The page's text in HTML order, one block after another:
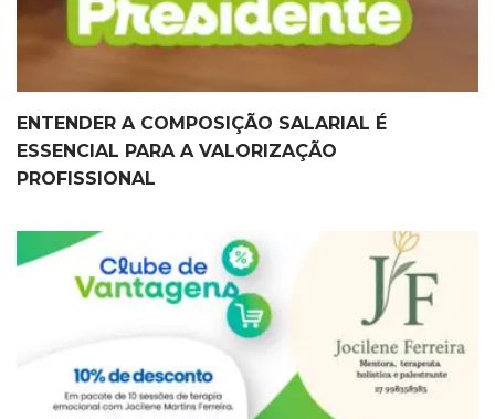
ENTENDER A COMPOSIÇÃO SALARIAL É
ESSENCIAL PARA A VALORIZAÇÃO
PROFISSIONAL